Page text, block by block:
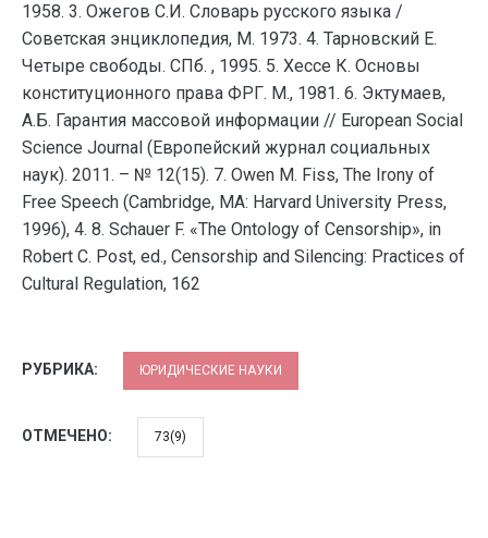
1958. 3. Ожегов С.И. Словарь русского языка /
Советская энциклопедия, М. 1973. 4. Тарновский Е.
Четыре свободы. СПб. , 1995. 5. Хессе К. Основы
конституционного права ФРГ. М., 1981. 6. Эктумаев,
А.Б. Гарантия массовой информации // European Social
Science Journal (Европейский журнал социальных
наук). 2011. – № 12(15). 7. Owen M. Fiss, The Irony of
Free Speech (Cambridge, MA: Harvard University Press,
1996), 4. 8. Schauer F. «The Ontology of Censorship», in
Robert C. Post, ed., Censorship and Silencing: Practices of
Cultural Regulation, 162
РУБРИКА: ЮРИДИЧЕСКИЕ НАУКИ
ОТМЕЧЕНО: 73(9)